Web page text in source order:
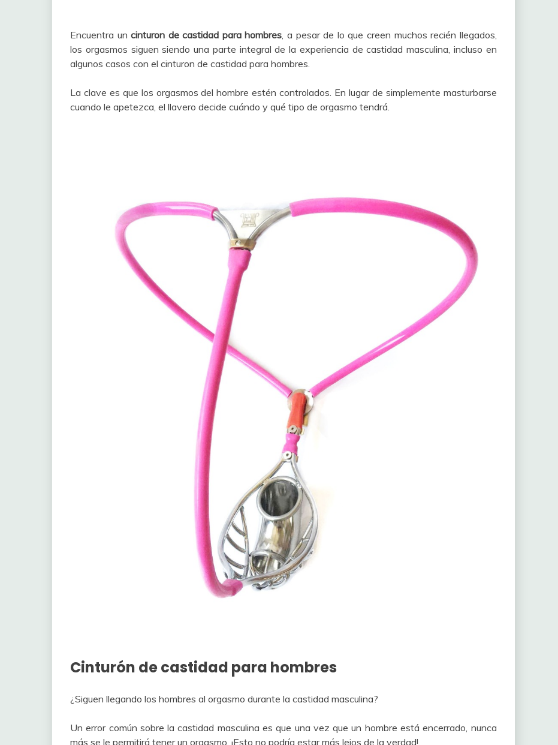
Encuentra uncinturon de castidad para hombres , a pesar de lo que creen muchos recién llegados,
los orgasmos siguen siendo una parte integral de la experiencia de castidad masculina, incluso en
algunos casos con el cinturon de castidad para hombres.
La clave es que los orgasmos del hombre estén controlados. En lugar de simplemente masturbarse
cuando le apetezca, el llavero decide cuándo y qué tipo de orgasmo tendrá.
Cinturón de castidad para hombres
¿Siguen llegando los hombres al orgasmo durante la castidad masculina?
Un error común sobre la castidad masculina es que una vez que un hombre está encerrado, nunca
más se le permitirá tener un orgasmo. ¡Esto no podría estar más lejos de la verdad!